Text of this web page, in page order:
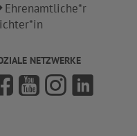
Ehrenamtliche*r
NETZWERKE